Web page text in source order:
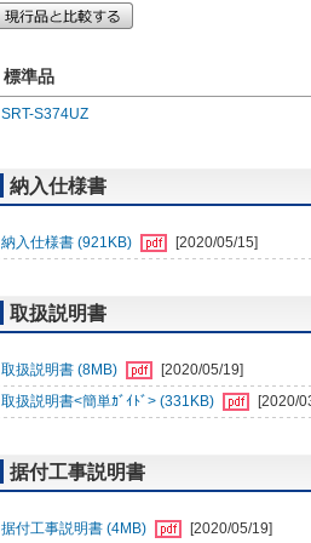
標準品
SRT-S374UZ
納入仕様書
納入仕様書 (921KB) [2020/05/15]
取扱説明書
取扱説明書 (8MB)
[2020/05/19]
取扱説明書<簡単ｶﾞｲﾄﾞ> (331KB)
[2020/
据付工事説明書
据付工事説明書 (4MB) [2020/05/19]